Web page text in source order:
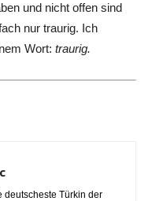
und nicht offen sind
nur traurig. Ich
Wort: traurig.
deutscheste Türkin der